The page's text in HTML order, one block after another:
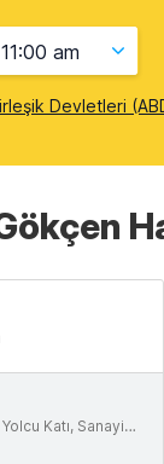
11:00 am
Devletleri
34906 Pendik Istanbul